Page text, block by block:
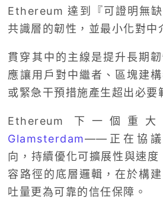
Ethereum 達到『可證明無
共識層的韌性，並最小化對中
貫穿其中的主線是提升長期
應讓用戶對中繼者、區塊建
或緊急干預措施產生超出必要
Ethereum 下一個重
Glamsterdam——正在協議
向，持續優化可擴展性與速
容路徑的底層邏輯，在於構
吐量更為可靠的信任保障。